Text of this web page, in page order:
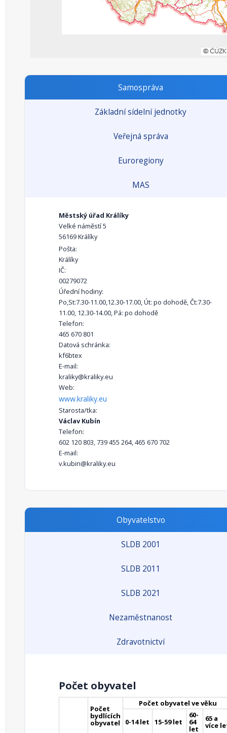
Samospráva
Základní sídelní jednotky
Veřejná správa
Euroregiony
MAS
Městský úřad Králíky
Velké náměstí 5
56169 Králíky
Pošta:
Králíky
IČ:
00279072
Úřední hodiny:
Po,St:7.30-11.00,12.30-17.00, Út: po dohodě, Čt:7.30-
11.00, 12.30-14.00, Pá: po dohodě
Telefon:
465 670 801
Datová schránka:
kf6btex
E-mail:
kraliky@kraliky.eu
Web:
www.kraliky.eu
Starosta/tka:
Václav Kubín
Telefon:
602 120 803, 739 455 264, 465 670 702
E-mail:
v.kubin@kraliky.eu
Obyvatelstvo
SLDB 2001
SLDB 2011
SLDB 2021
Nezaměstnanost
Zdravotnictví
Počet obyvatel
Počet
bydlících
obyvatel
Počet obyvatel ve věku
0-14 let 15-59 let
60-
64
let
65 a
více